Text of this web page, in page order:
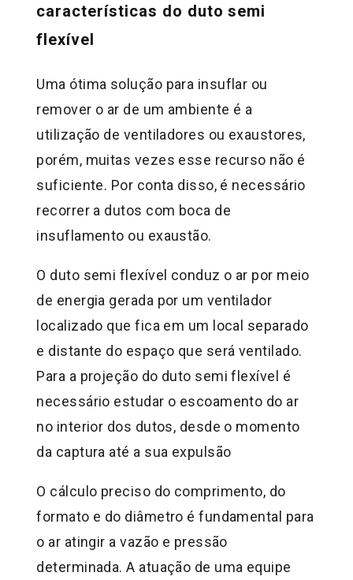
características do duto semi
flexível
Uma ótima solução para insuflar ou
remover o ar de um ambiente é a
utilização de ventiladores ou exaustores,
porém, muitas vezes esse recurso não é
suficiente. Por conta disso, é necessário
recorrer a dutos com boca de
insuflamento ou exaustão.
O duto semi flexível conduz o ar por meio
de energia gerada por um ventilador
localizado que fica em um local separado
e distante do espaço que será ventilado.
Para a projeção do duto semi flexível é
necessário estudar o escoamento do ar
no interior dos dutos, desde o momento
da captura até a sua expulsão
O cálculo preciso do comprimento, do
formato e do diâmetro é fundamental para
o ar atingir a vazão e pressão
determinada. A atuação de uma equipe